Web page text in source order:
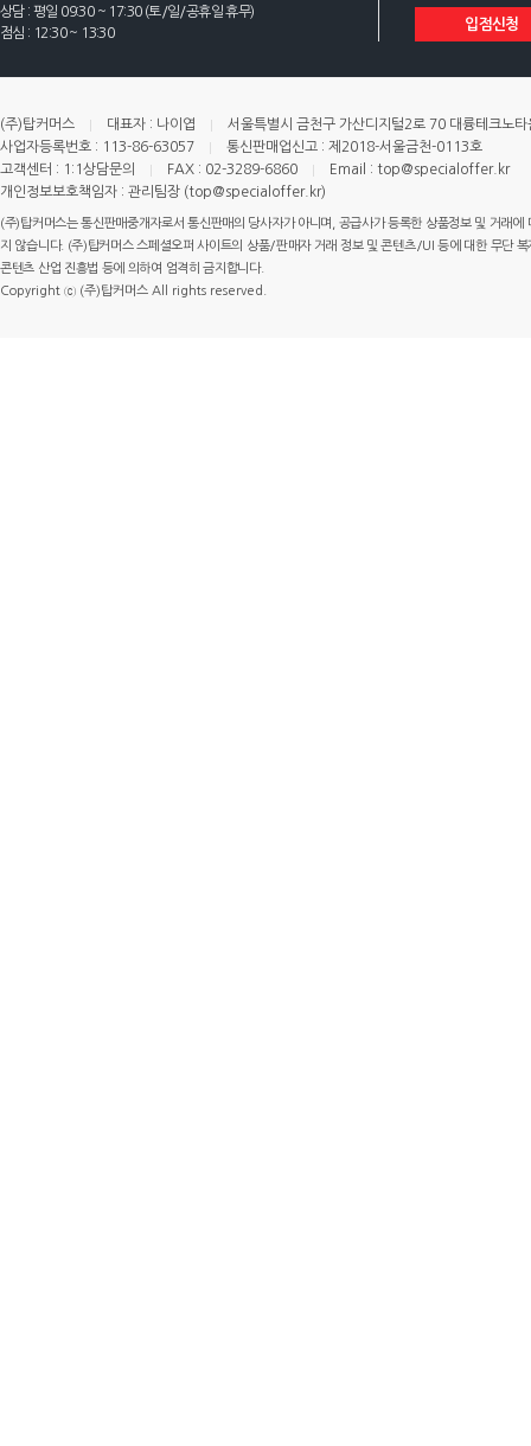
상담 : 평일 09:30 ~ 17:30 (토/일/공휴일 휴무)
점심 : 12:30 ~ 13:30
입점신청
(주)탑커머스 대표자 : 나이엽
서울특별시 금천구 가산디지털2로 70 대륭테크노
사업자등록번호 : 113-86-63057
통신판매업신고 : 제2018-서울금천-0113호
고객센터 : 1:1상담문의
FAX : 02-3289-6860
Email : top@specialoffer.kr
개인정보보호책임자 : 관리팀장 (top@specialoffer.kr)
(주)탑커머스는 통신판매중개자로서 통신판매의 당사자가 아니며, 공급사가 등록한 상품정보 및 거래
지 않습니다. (주)탑커머스 스페셜오퍼 사이트의 상품/판매자 거래 정보 및 콘텐츠/UI 등에 대한 무단
콘텐츠 산업 진흥법 등에 의하여 엄격히 금지합니다.
Copyright ⓒ (주)탑커머스 All rights reserved.